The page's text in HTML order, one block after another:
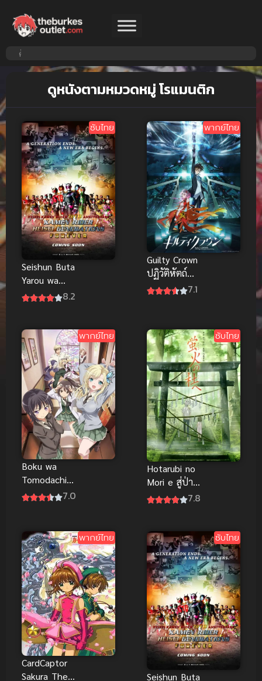
ดูหนังตามหมวดหมู่ โรแมนติก
ซับไทย
Seishun Buta
Yarou wa
Yumemiru
Minai เรื่องฝัน
ปั่นป่วนของ
ผมกับรุ่นพี่บัน
นี่เกิร์ล ซับไทย
8.2
พากย์ไทย
Guilty Crown
ปฏิวัติหัตถ์
ราชัน (พากย์
7.1
พากย์ไทย
Boku wa
Tomodachi
ga Sukunai
ภาค 2 (พากย์
ไทย)
7.0
ซับไทย
Hotarubi no
Mori e สู่ป่า
แห่งแสง
ไทย
7.8
พากย์ไทย
CardCaptor
Sakura The
ซับไทย
Seishun Buta